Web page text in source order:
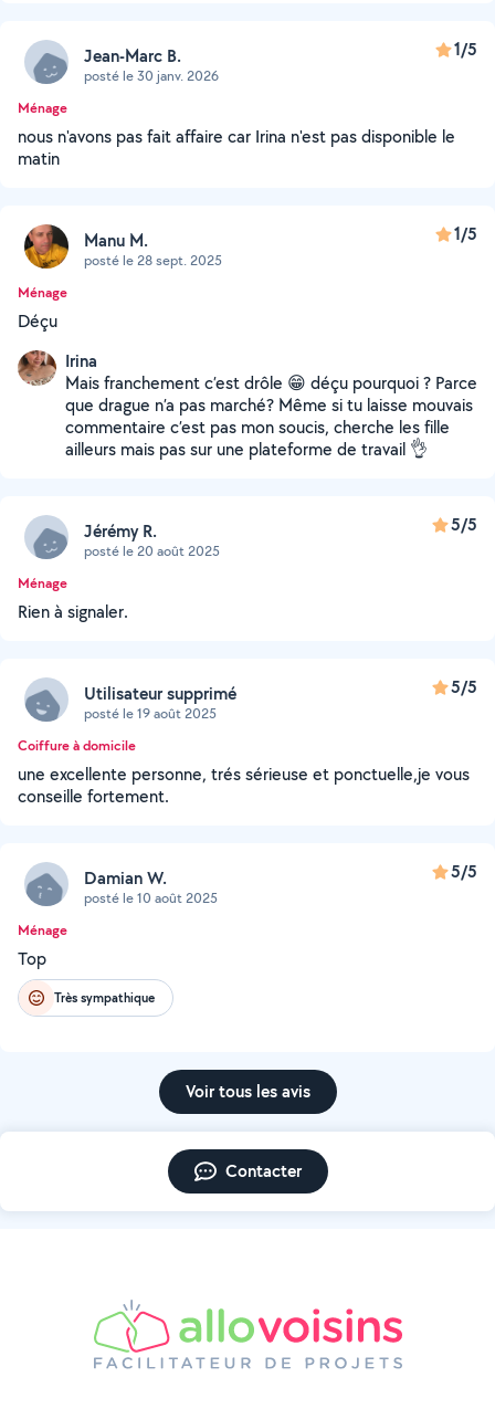
Jean-Marc B.
posté le 30 janv. 2026
1/5
Ménage
nous n'avons pas fait affaire car Irina n'est pas disponible le
matin
Manu M.
posté le 28 sept. 2025
1/5
Ménage
Déçu
Irina
Mais franchement c’est drôle 😁 déçu pourquoi ? Parce
que drague n’a pas marché? Même si tu laisse mouvais
commentaire c’est pas mon soucis, cherche les fille
ailleurs mais pas sur une plateforme de travail 👌
Jérémy R.
posté le 20 août 2025
5/5
Ménage
Rien à signaler.
Utilisateur supprimé
posté le 19 août 2025
5/5
Coiffure à domicile
une excellente personne, trés sérieuse et ponctuelle,je vous
conseille fortement.
Damian W.
posté le 10 août 2025
5/5
Ménage
Top
Très sympathique
Voir tous les avis
Contacter